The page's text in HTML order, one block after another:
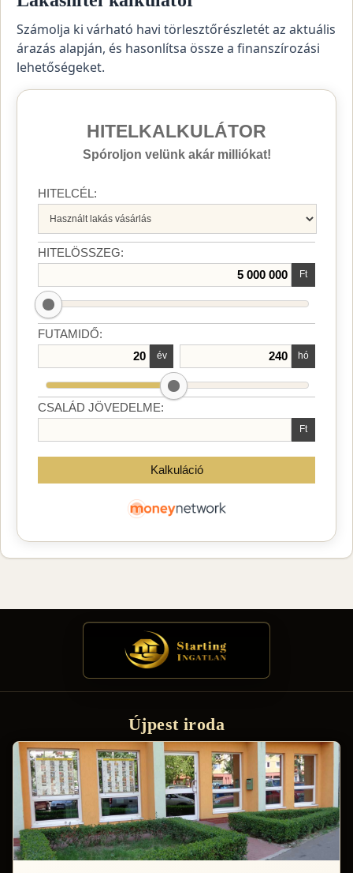
Számolja ki várható havi törlesztőrészletét az aktuális
árazás alapján, és hasonlítsa össze a finanszírozási
lehetőségeket.
Újpest iroda